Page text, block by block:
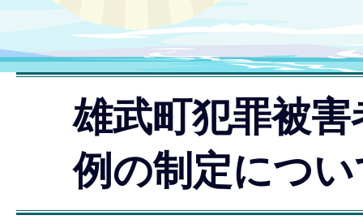
雄武町犯罪被
例の制定につ